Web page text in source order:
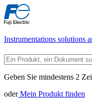
Instrumentations solutions
Geben Sie mindestens 2
oderMein Produkt finden